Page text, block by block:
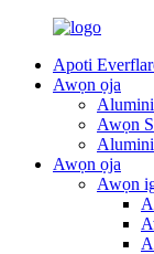
Apoti
Awọn ọja
Awọn
Awọn ọja
Awọn